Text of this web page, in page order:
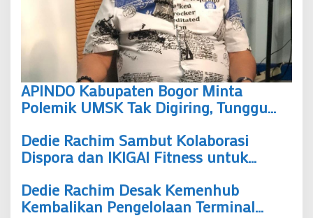
APINDO Kabupaten Bogor Minta
Polemik UMSK Tak Digiring, Tunggu
Dedie Rachim Sambut Kolaborasi
Dispora dan IKIGAI Fitness untuk
Dedie Rachim Desak Kemenhub
Kembalikan Pengelolaan Terminal